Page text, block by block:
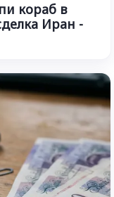
кораб в
Иран -